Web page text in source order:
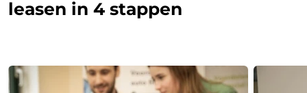
leasen in 4 stappen